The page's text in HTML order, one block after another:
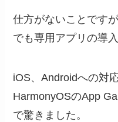
仕方がないことです
でも専用アプリの導
iOS、Androidへの対
HarmonyOSのApp
で驚きました。